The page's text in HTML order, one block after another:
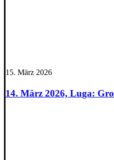
15. März 2026
14. März 2026, Luga: